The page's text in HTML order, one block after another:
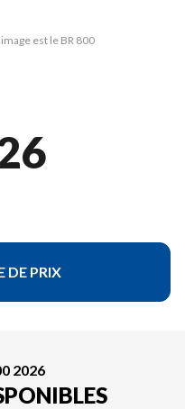
est le BR 800
DE PRIX
2026